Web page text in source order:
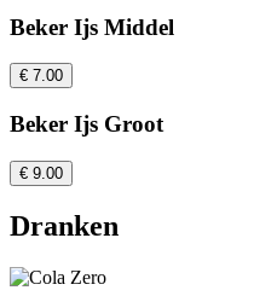
Beker Ijs Middel
€ 7.00
Beker Ijs Groot
€ 9.00
Dranken